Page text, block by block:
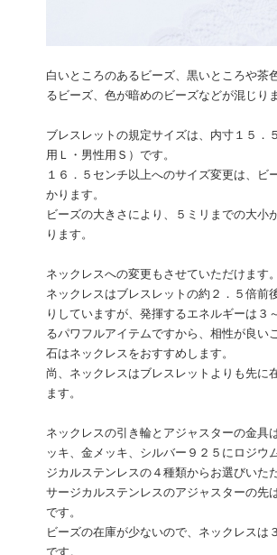
白いところのあるビーズ、黒いところや茶
るビーズ、色が暗めのビーズなどが混じり
ブレスレットの規定サイズは、内寸１５．
用Ｌ・男性用Ｓ）です。
１６．５センチ以上へのサイズ変更は、ビ
かります。
ビーズの大きさにより、５ミリまでの大小
ります。
ネックレスへの変更もさせていただけます。
ネックレスはブレスレットの約２．５倍前
りしていますが、発揮するエネルギーは３
るパワフルアイテムですから、相性が良い
石はネックレスをおすすめします。
尚、ネックレスはブレスレットよりも先に
ます。
ネックレスの引き輪とアジャスターの金具
ッキ、金メッキ、シルバー９２５にロジウ
ジカルステンレスの４種類からお選びいた
サージカルステンレスのアジャスターの先
です。
ビーズの在庫が少ないので、ネックレスは
です。